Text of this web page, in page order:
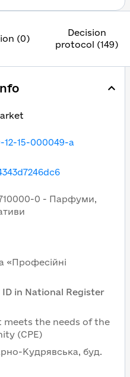
(0)
Decision
protocol (149)
12-15-000049-a
0 - Парфуми,
«Професійні
ID in National Register
meets the needs of the
(CPE)
Кудрявська, буд.